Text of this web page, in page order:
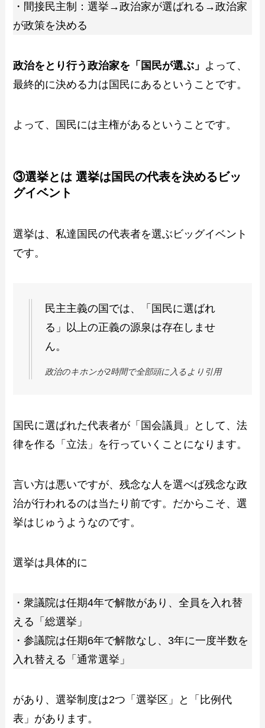
・間接民主制：選挙→政治家が選ばれる→政治家
が政策を決める
政治をとり行う政治家を「国民が選ぶ」 よって、
最終的に決める力は国民にあるということです。
よって、国民には主権があるということです。
③選挙とは 選挙は国民の代表を決めるビッ
グイベント
選挙は、私達国民の代表者を選ぶビッグイベント
です。
民主主義の国では、「国民に選ばれ
る」以上の正義の源泉は存在しませ
ん。
政治のキホンが2時間で全部頭に入るより引用
国民に選ばれた代表者が「国会議員」として、法
律を作る「立法」を行っていくことになります。
言い方は悪いですが、残念な人を選べば残念な政
治が行われるのは当たり前です。だからこそ、選
挙はじゅうようなのです。
選挙は具体的に
・衆議院は任期4年で解散があり、全員を入れ替
える「総選挙」
・参議院は任期6年で解散なし、3年に一度半数を
入れ替える「通常選挙」
があり、選挙制度は2つ「選挙区」と「比例代
表」があります。